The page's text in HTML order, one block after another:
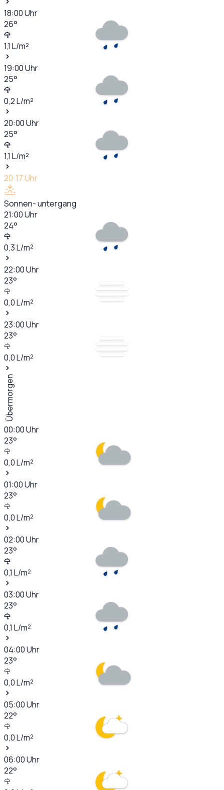
18:00Uhr
26°
1,1 L/m²
19:00Uhr
25°
0,2L/m²
20:00Uhr
25°
1,1 L/m²
20:17Uhr
Sonnen- untergang
21:00Uhr
24°
0,3L/m²
22:00Uhr
23°
0,0L/m²
23:00Uhr
23°
0,0L/m²
Übermorgen
00:00Uhr
23°
0,0L/m²
01:00Uhr
23°
0,0L/m²
02:00Uhr
23°
0,1 L/m²
03:00Uhr
23°
0,1 L/m²
04:00Uhr
23°
0,0L/m²
05:00Uhr
22°
0,0L/m²
06:00Uhr
22°